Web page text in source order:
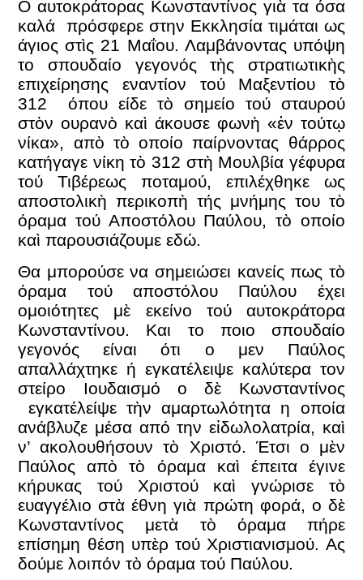
Ο αυτοκράτορας Κωνσταντίνος γιὰ τα όσα
καλά πρόσφερε στην Εκκλησία τιμάται ως
άγιος στὶς 21 Μαΐου. Λαμβάνοντας υπόψη
το σπουδαίο γεγονός τὴς στρατιω­τικὴς
επιχείρησης εναντίον τού Μαξεντίου τὸ
312 όπου είδε τὸ σημείο τού σταυρού
στὸν ουρανὸ καὶ άκουσε φωνὴ «ἐν τούτῳ
νίκα», απὸ τὸ οποίο παίρνοντας θάρρος
κατήγαγε νίκη τὸ 312 στὴ Μουλβία γέφυρα
τού Τιβέ­ρεως ποταμού, επιλέχθηκε ως
αποστολικὴ περικοπὴ τής μνήμης του τὸ
όραμα τού Αποστόλου Παύλου, τὸ οποίο
καὶ παρουσιάζουμε εδώ.
Θα μπορούσε να σημειώσει κανείς πως τὸ
όραμα τού αποστόλου Παύλου έχει
ομοιότητες μὲ εκείνο τού αυτοκράτορα
Κωνσταντίνου. Και το ποιο σπουδαίο
γεγονός είναι ότι ο μεν Παύλος
απαλλάχτηκε ή εγκατέλειψε καλύτερα τον
στείρο Ιουδαισμό ο δὲ Κωνσταντίνος
εγκατέλείψε τὴν αμαρτωλότητα η οποία
ανάβλυζε μέσα από την εἰδωλολατρία, καὶ
ν’ ακολουθήσουν τὸ Χριστό. Έτσι ο μὲν
Παύλος απὸ τὸ όραμα καὶ έπειτα έγινε
κήρυκας τού Χριστού καὶ γνώρισε τὸ
ευαγγέλιο στὰ έθνη γιὰ πρώτη φορά, ο δὲ
Κωνσταντίνος μετὰ τὸ όραμα πήρε
επίσημη θέση υπὲρ τού Χριστιανισμού. Ας
δούμε λοιπόν τὸ όραμα τού Παύλου.